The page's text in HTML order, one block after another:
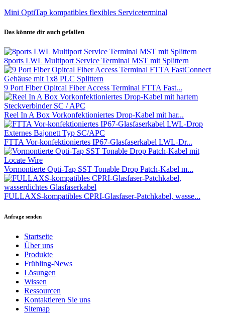
Mini OptiTap kompatibles flexibles Serviceterminal
Das könnte dir auch gefallen
8ports LWL Multiport Service Terminal MST mit Splittern
9 Port Fiber Opitcal Fiber Access Terminal FTTA Fast...
Reel In A Box Vorkonfektioniertes Drop-Kabel mit har...
FTTA Vor-konfektioniertes IP67-Glasfaserkabel LWL-Dr...
Vormontierte Opti-Tap SST Tonable Drop Patch-Kabel m...
FULLAXS-kompatibles CPRI-Glasfaser-Patchkabel, wasse...
Anfrage senden
Startseite
Über uns
Produkte
Frühling-News
Lösungen
Wissen
Ressourcen
Kontaktieren Sie uns
Sitemap